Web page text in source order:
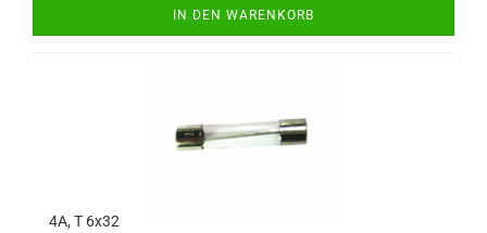
IN DEN WARENKORB
4A, T 6x32